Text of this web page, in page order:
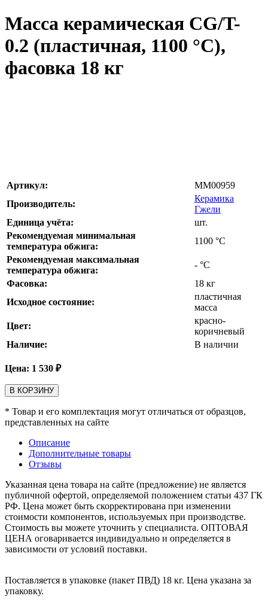
Масса керамическая CG/T-
0.2 (пластичная, 1100 °С),
фасовка 18 кг
Артикул:
MM00959
Производитель:
Керамика
Гжели
Единица учёта:
шт.
Рекомендуемая минимальная
температура обжига:
1100 °С
Рекомендуемая максимальная
температура обжига:
- °С
Фасовка:
18 кг
Исходное состояние:
пластичная
масса
Цвет:
красно-
коричневый
Наличие:
В наличии
Цена: 1 530 ₽
В КОРЗИНУ
* Товар и его комплектация могут отличаться от образцов,
представленных на сайте
Описание
Дополнительные товары
Отзывы
Указанная цена товара на сайте (предложение) не является
публичной офертой, определяемой положением статьи 437 ГК
РФ. Цена может быть скорректирована при изменении
стоимости компонентов, используемых при производстве.
Стоимость вы можете уточнить у специалиста. ОПТОВАЯ
ЦЕНА оговаривается индивидуально и определяется в
зависимости от условий поставки.
Поставляется в упаковке (пакет ПВД) 18 кг. Цена указана за
упаковку.